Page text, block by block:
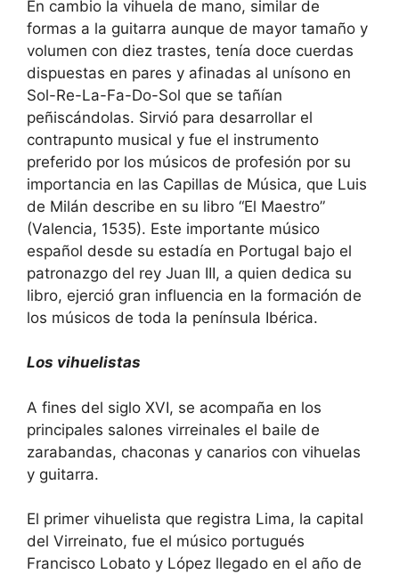
En cambio la vihuela de mano, similar de
formas a la guitarra aunque de mayor tamaño y
volumen con diez trastes, tenía doce cuerdas
dispuestas en pares y afinadas al unísono en
Sol-Re-La-Fa-Do-Sol que se tañían
peñiscándolas. Sirvió para desarrollar el
contrapunto musical y fue el instrumento
preferido por los músicos de profesión por su
importancia en las Capillas de Música, que Luis
de Milán describe en su libro “El Maestro”
(Valencia, 1535). Este importante músico
español desde su estadía en Portugal bajo el
patronazgo del rey Juan III, a quien dedica su
libro, ejerció gran influencia en la formación de
los músicos de toda la península Ibérica.
Los vihuelistas
A fines del siglo XVI, se acompaña en los
principales salones virreinales el baile de
zarabandas, chaconas y canarios con vihuelas
y guitarra.
El primer vihuelista que registra Lima, la capital
del Virreinato, fue el músico portugués
Francisco Lobato y López llegado en el año de